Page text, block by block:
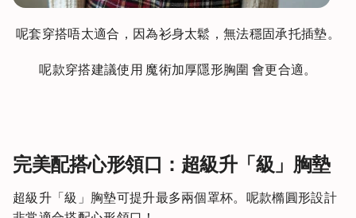
呢套穿搭唔太適合，因為衫身太鬆，無法穩固承托插墊。
呢款穿搭建議使用 魔術加厚隱形胸圍 會更合適。
完美配搭心形領口：超級升「級」胸墊
超級升「級」胸墊可提升最多兩個罩杯。呢款橢圓形設計